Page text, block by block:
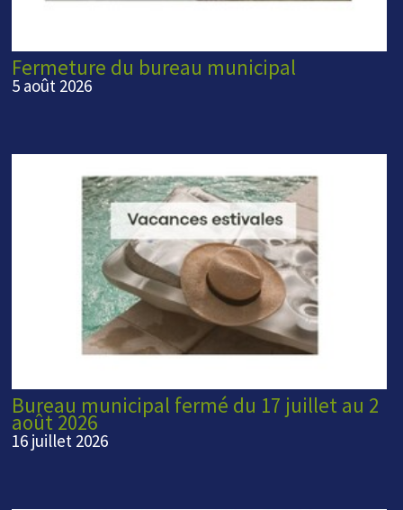
Fermeture du bureau municipal
5 août 2026
Bureau municipal fermé du 17 juillet au 2
août 2026
16 juillet 2026